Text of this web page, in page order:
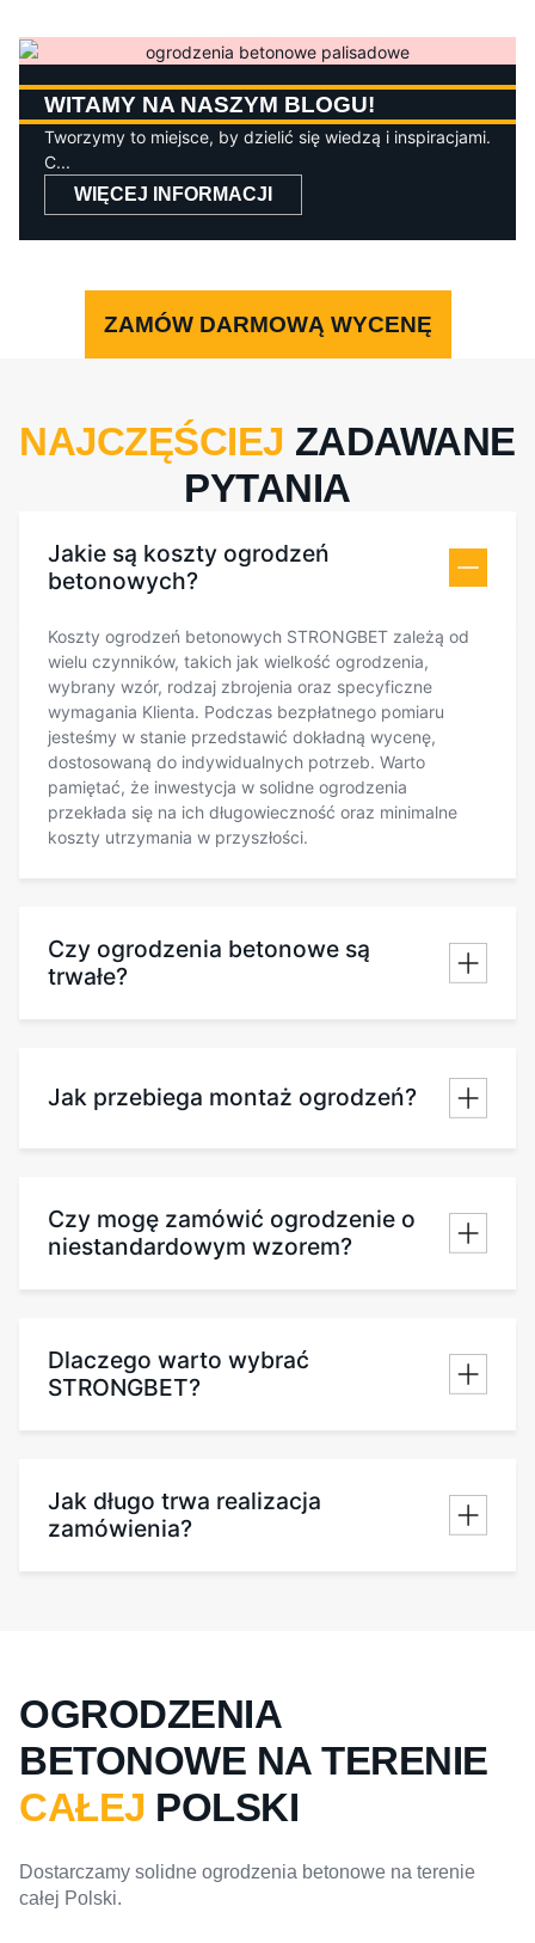
WITAMY NA NASZYM BLOGU!
Tworzymy to miejsce, by dzielić się wiedzą i inspiracjami.
C...
WIĘCEJ INFORMACJI
ZAMÓW DARMOWĄ WYCENĘ
NAJCZĘŚCIEJ ZADAWANE
PYTANIA
Jakie są koszty ogrodzeń
betonowych?
Koszty ogrodzeń betonowych STRONGBET zależą od
wielu czynników, takich jak wielkość ogrodzenia,
wybrany wzór, rodzaj zbrojenia oraz specyficzne
wymagania Klienta. Podczas bezpłatnego pomiaru
jesteśmy w stanie przedstawić dokładną wycenę,
dostosowaną do indywidualnych potrzeb. Warto
pamiętać, że inwestycja w solidne ogrodzenia
przekłada się na ich długowieczność oraz minimalne
koszty utrzymania w przyszłości.
Czy ogrodzenia betonowe są
trwałe?
Jak przebiega montaż ogrodzeń?
Czy mogę zamówić ogrodzenie o
niestandardowym wzorem?
Dlaczego warto wybrać
STRONGBET?
Jak długo trwa realizacja
zamówienia?
OGRODZENIA
BETONOWE NA TERENIE
CAŁEJ POLSKI
Dostarczamy solidne ogrodzenia betonowe na terenie
całej Polski.